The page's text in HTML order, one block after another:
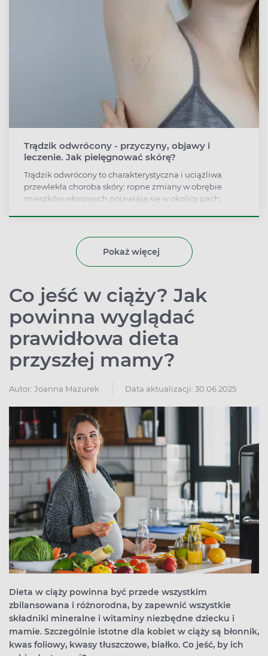
Trądzik odwrócony - przyczyny, objawy i
leczenie. Jak pielęgnować skórę?
Trądzik odwrócony to charakterystyczna i uciążliwa
przewlekła choroba skóry: ropne zmiany w obrębie
mieszków włosowych pojawiają się w okolicy pach,
Pokaż więcej
Co jeść w ciąży? Jak
powinna wyglądać
prawidłowa dieta
przyszłej mamy?
Autor: Joanna Mazurek Data aktualizacji: 30.06.2025
Dieta w ciąży powinna być przede wszystkim
zbilansowana i różnorodna, by zapewnić wszystkie
składniki mineralne i witaminy niezbędne dziecku i
mamie. Szczególnie istotne dla kobiet w ciąży są błonnik,
kwas foliowy, kwasy tłuszczowe, białko. Co jeść, by ich